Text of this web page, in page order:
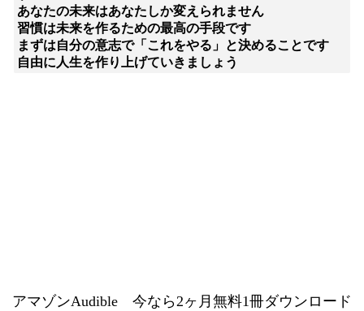
あなたの未来はあなたしか変えられません
習慣は未来を作るための最高の手段です
まずは自分の意志で「これをやる」と決めることです
自由に人生を作り上げていきましょう
アマゾンAudible 今なら2ヶ月無料1冊ダウンロード